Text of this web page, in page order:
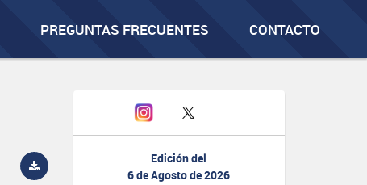
PREGUNTAS FRECUENTES CONTACTO
Edición del
6 de Agosto de 2026